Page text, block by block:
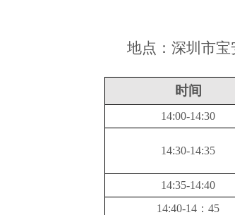
地点：深圳市
时间
14:00-14:30
14:30-14:35
14:35-14:40
14:40-14：45